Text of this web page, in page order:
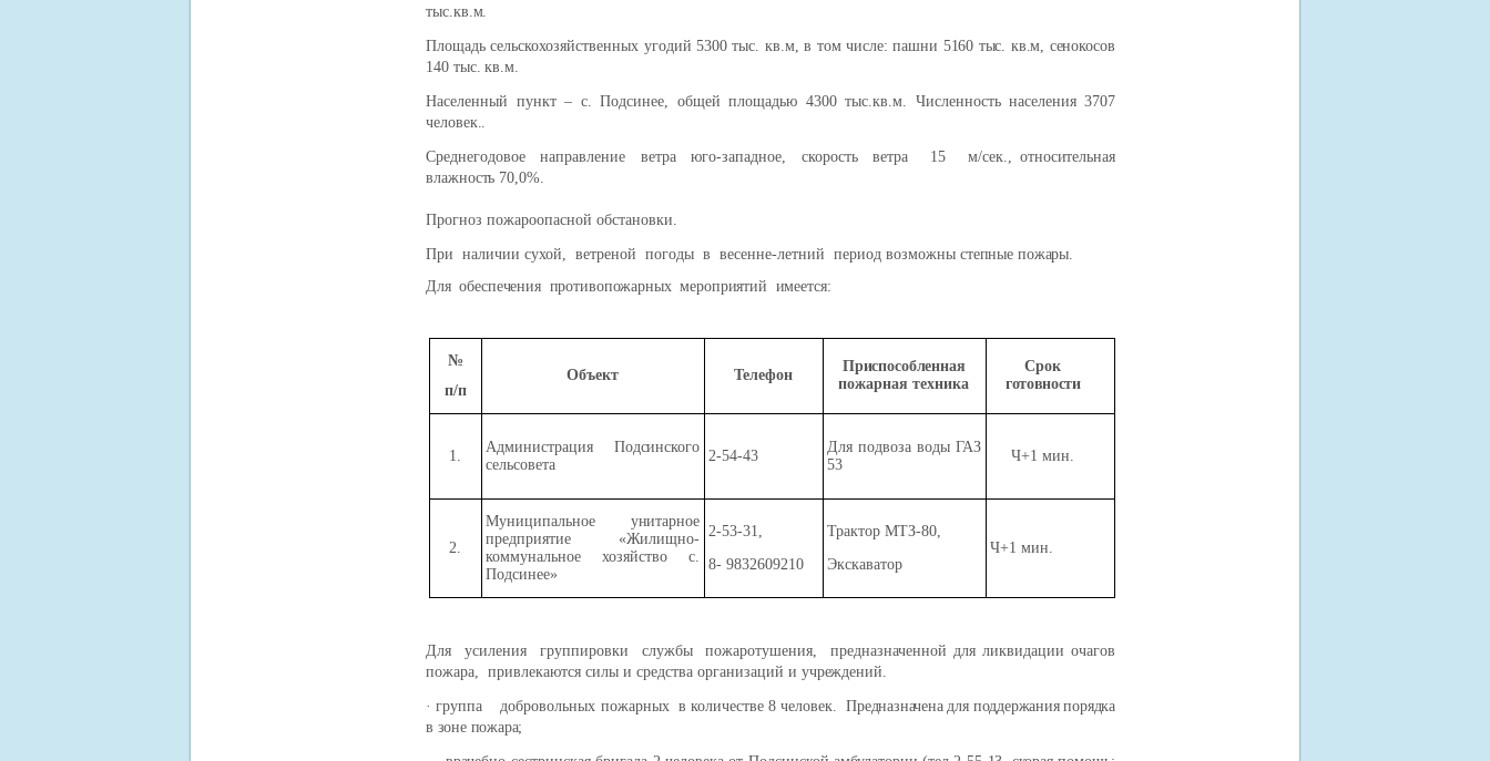
тыс.кв.м.
Площадь сельскохозяйственных угодий 5300 тыс. кв.м, в том числе: пашни 5160 тыс. кв.м, сенокосов
140 тыс. кв.м.
Населенный пункт – с. Подсинее, общей площадью 4300 тыс.кв.м. Численностьнаселения 3707
человек..
Среднегодовое направление ветра юго-западное, скорость ветра 15 м/сек., относительная
влажность 70,0%.
Прогноз пожароопасной обстановки.
При наличии сухой, ветреной погоды в весенне-летний период возможны степные пожары.
Для обеспечения противопожарных мероприятий имеется:
№
п/п
Объект Телефон
Приспособленная
пожарная техника
Срок
готовности
1.
Администрация Подсинского
сельсовета
2-54-43
Для подвоза воды ГАЗ
53
Ч+1 мин.
2.
Муниципальное унитарное
предприятие «Жилищно-
коммунальное хозяйство с.
Подсинее»
2-53-31,
8- 9832609210
Трактор МТЗ-80,
Экскаватор
Ч+1 мин.
Для усиления группировки службы пожаротушения, предназначенной для ликвидации очагов
пожара, привлекаются силы и средства организаций и учреждений.
· группа добровольных пожарных в количестве 8 человек.Предназначена для поддержания порядка
в зоне пожара;